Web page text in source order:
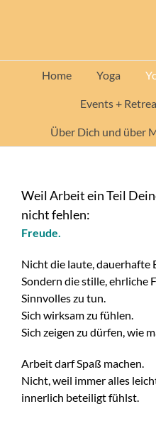
Home Yoga
Events +
Über Dich und über
Weil Arbeit ein Teil
nicht fehlen:
Freude.
Nicht die laute, dauerhafte
Sondern die stille, ehrliche
Sinnvolles zu tun.
Sich wirksam zu fühlen.
Sich zeigen zu dürfen, wie
Arbeit darf Spaß machen.
Nicht, weil immer alles
innerlich beteiligt fühlst.